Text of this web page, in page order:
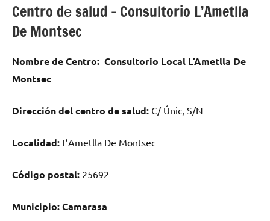
Centro dе salud – Consultorio L’Ametlla
De Montsec
Nombre dе Centro: Consultorio Local L’Ametlla De
Montsec
Dirección del centro dе salud: C/ Únic, S/N
Localidad: L’Ametlla De Montsec
Código postal: 25692
Municipio:Camarasa